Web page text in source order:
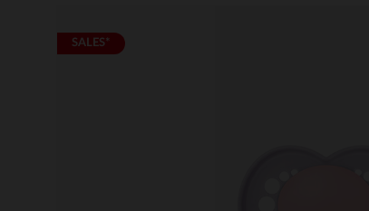
SALES*